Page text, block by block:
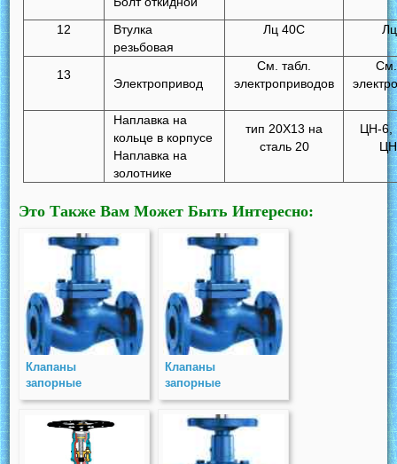
12
Втулка
резьбовая
Лц 40С
13
Электропривод
См. табл.
электроприводов
См.
Наплавка на
кольце в корпусе
Наплавка на
золотнике
тип 20Х13 на
сталь 20
ЦН-
Это Также Вам Может Быть Интересно:
Клапаны
запорные
стальные
электропривод
(КЗСП) PN 16
Клапаны
запорные
стальные
фланцевые (КЗС)
PN 40